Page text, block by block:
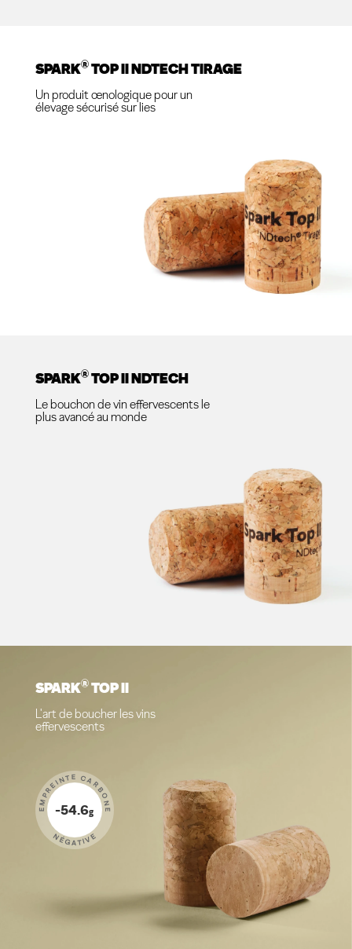
SPARK®TOP II NDTECH TIRAGE
Un produit œnologique pour un
élevage sécurisé sur lies
SPARK®TOP II NDTECH
Le bouchon de vin effervescents le
plus avancé au monde
SPARK®TOP II
L'art de boucher les vins
effervescents
EMPREINTE CARBONE
-54.6g
NÉGATIVE